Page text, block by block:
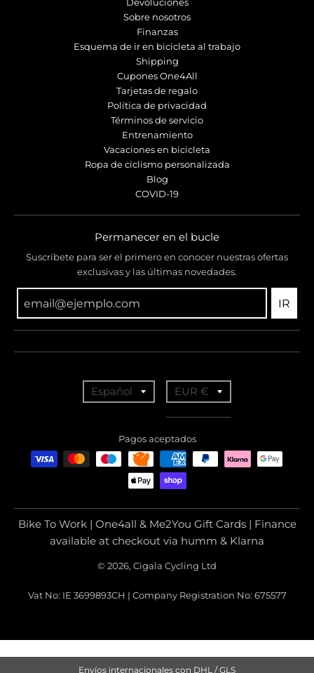
Envíos internacionales con DHL / GLS
Sobre nosotros
Finanzas
Esquema de ir en bicicleta al trabajo
Shipping
Cupones One4All
Tarjetas de regalo
Política de privacidad
Términos de servicio
Entrenamiento
Vacaciones en bicicleta
Ropa de ciclismo personalizada
Blog
COVID-19
Permanecer en el bucle
Suscríbete para ser el primero en conocer nuestras ofertas
exclusivas y las últimas novedades.
IR
n
a
t
n
i
s
Español
a
n
s
a
t
i
n
i
s
EUR €
Pagos aceptados
Bike To Work | One4all & Me2You Gift Cards | Finance
available at checkout via humm & Klarna
© 2026, Cigala Cycling Ltd
Vat No: IE 3699893CH | Company Registration No: 675577